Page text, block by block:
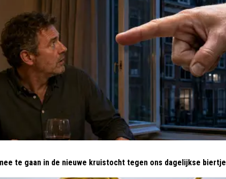
te gaan in de nieuwe kruistocht tegen ons dagelijkse biertje